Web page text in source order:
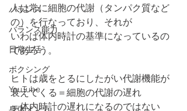
バランス
バランス能力
日常生活
ボクシング
YouTube
人は常に細胞の代謝（タンパク質など
の）を行なっており、それが
いわば体内時計の基準になっているの
であろう。
ヒトは歳をとるにしたがい代謝機能が
衰えてくる＝細胞の代謝の遅れ
＝体内時計の遅れになるのではない